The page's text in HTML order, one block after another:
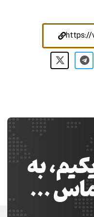
https://
به
…